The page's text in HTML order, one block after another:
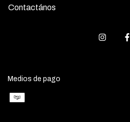
Contactános
Medios de pago